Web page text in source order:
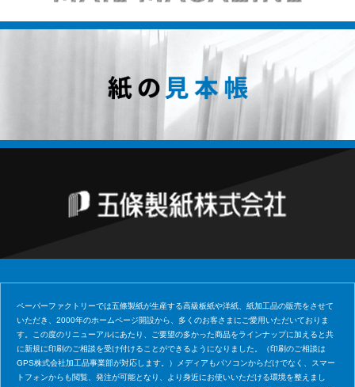
ペーパーファクトリーでは五條製紙が生産する高級板紙や洋紙、紙加工品の販売をさせて
いただき、2000年のホームページ開設から、多くのお客さまにご愛用いただいておりま
す。この度のリニューアルにあたり、ご要望の多かった商品をラインナップに加えると共
に新規に印刷のご相談を受け付けることができるようになりました。（印刷のご相談は
GPS株式会社加工品事業部が対応します。）メディアもパソコンからだけでなく、スマー
トフォンからも閲覧、発注が可能となり、より身近にお使いいただける環境を整えまし